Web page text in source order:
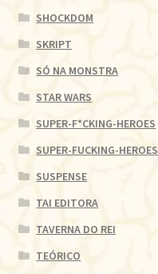
SHOCKDOM
SKRIPT
SÓ NA MONSTRA
STAR WARS
SUPER-F*CKING-HEROES
SUPER-FUCKING-HEROES
SUSPENSE
TAI EDITORA
TAVERNA DO REI
TEÓRICO